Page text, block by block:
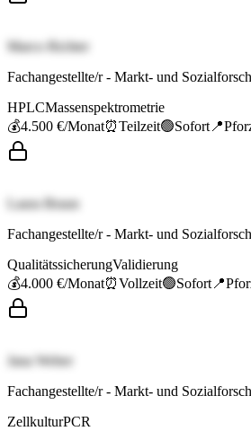
Marco Richter
Fachangestellte/r - Markt- und
HPLCMassenspektrometrie
💰4.500 €/Monat⏰Teilzeit🟢Sofort 📍
Laura Braun
Fachangestellte/r - Markt- und
QualitätssicherungValidierung
💰4.000 €/Monat⏰Vollzeit🟢Sofort 📍
Jana Weber
Fachangestellte/r - Markt- und
ZellkulturPCR